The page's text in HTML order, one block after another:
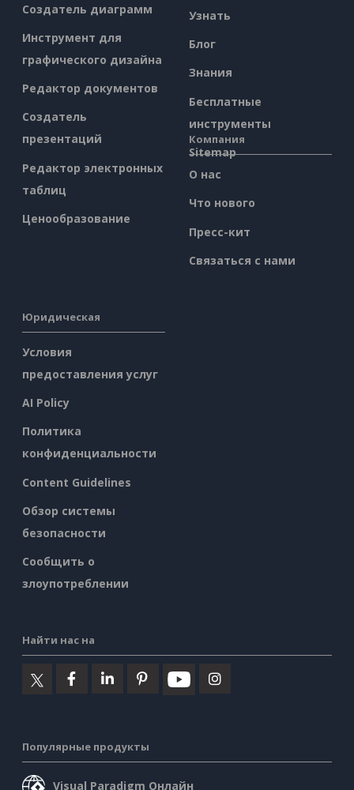
Создатель диаграмм
Инструмент для
графического дизайна
Редактор документов
Создатель
презентаций
Редактор электронных
таблиц
Ценообразование
Узнать
Блог
Знания
Бесплатные
инструменты
Sitemap
Компания
О нас
Что нового
Пресс-кит
Связаться с нами
Юридическая
Условия
предоставления услуг
AI Policy
Политика
конфиденциальности
Content Guidelines
Обзор системы
безопасности
Сообщить о
злоупотреблении
Найти нас на
Популярные продукты
Visual Paradigm Онлайн